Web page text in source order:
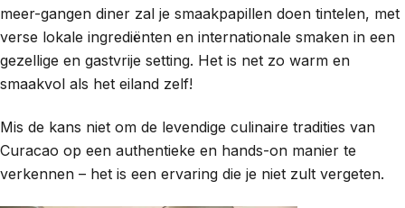
meer-gangen diner zal je smaakpapillen doen tintelen, met
verse lokale ingrediënten en internationale smaken in een
gezellige en gastvrije setting. Het is net zo warm en
smaakvol als het eiland zelf!
Mis de kans niet om de levendige culinaire tradities van
Curacao op een authentieke en hands-on manier te
verkennen – het is een ervaring die je niet zult vergeten.